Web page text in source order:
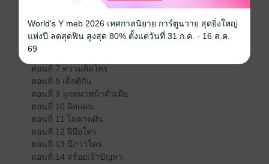
ตอนที่ 2 ย้อนกลับมา
ตอนที่ 4 ตอแหลได้โล่
ตอนที่ 5 พ่อแม่ไม่สั่งสอน
ตอนที่ 7 ความคิดใคร
ตอนที่ 8 เด็กตีกัน
ตอนที่ 9 ลูกหมาหน้าตัวเมีย
ตอนที่ 10 ผิดแผน
ตอนที่ 11 ไม่คาดฝัน
ตอนที่ 12 ฝีมือใคร
ตอนที่ 13 นึกว่าใคร
ตอนที่ 14 สร้อยเจ้าปัญหา
World's Y meb 2026 เทศกาลนิยาย การ์ตูนวาย สุดยิ่งใหญ่
แห่งปี ลดสุดฟิน สูงสุด 80% ตั้งแต่วันที่ 31 ก.ค. - 16 ส.ค.
69